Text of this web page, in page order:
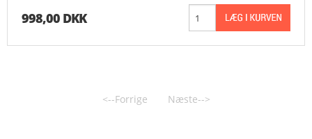
998,00 DKK
<--Forrige Næste-->